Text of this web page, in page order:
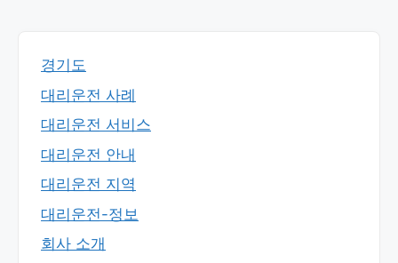
경기도
대리운전 사례
대리운전 서비스
대리운전 안내
대리운전 지역
대리운전-정보
회사 소개